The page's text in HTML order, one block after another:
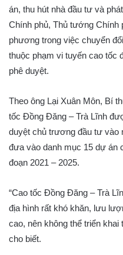
án, thu hút nhà đầu tư và
Chính phủ, Thủ tướng Chính
phương trong việc chuyển
thuộc phạm vi tuyến cao tốc
phê duyệt.
Theo ông Lại Xuân Môn, Bí
tốc Đồng Đăng – Trà Lĩnh
duyệt chủ trương đầu tư vào
đưa vào danh mục 15 dự án
đoạn 2021 – 2025.
“Cao tốc Đồng Đăng – Trà
địa hình rất khó khăn, lưu
cao, nên không thể triển
cho biết.